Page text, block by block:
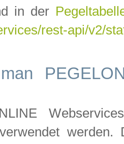
in der
rest-api/v2/